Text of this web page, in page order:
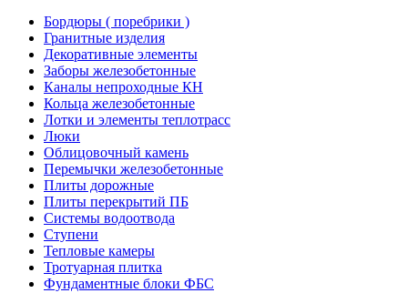
Бордюры ( поребрики )
Гранитные изделия
Декоративные элементы
Заборы железобетонные
Каналы непроходные КН
Кольца железобетонные
Лотки и элементы теплотрасс
Люки
Облицовочный камень
Перемычки железобетонные
Плиты дорожные
Плиты перекрытий ПБ
Системы водоотвода
Ступени
Тепловые камеры
Тротуарная плитка
Фундаментные блоки ФБС